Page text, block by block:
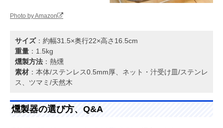
Photo by Amazon
サイズ：約幅31.5×奥行22×高さ16.5cm
重量 ：1.5kg
燻製方法 ：熱燻
素材 ：本体/ステンレス0.5mm厚、ネット・汁受け皿/ステンレ
ス、ツマミ/天然木
燻製器の選び方、Q&A